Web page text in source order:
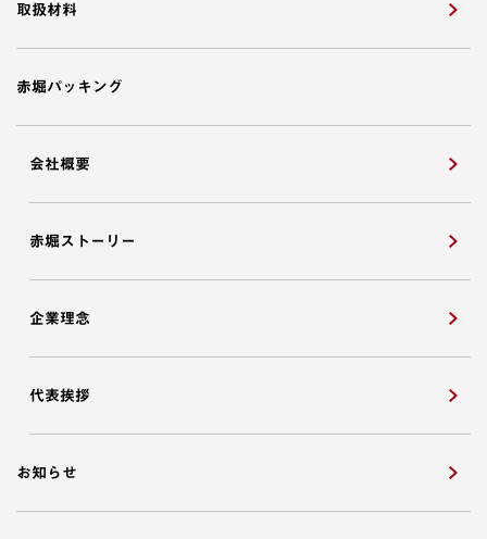
取扱材料
赤堀パッキング
会社概要
赤堀ストーリー
企業理念
代表挨拶
お知らせ